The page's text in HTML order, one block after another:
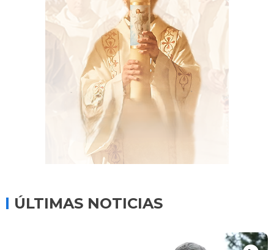
ÚLTIMAS NOTICIAS